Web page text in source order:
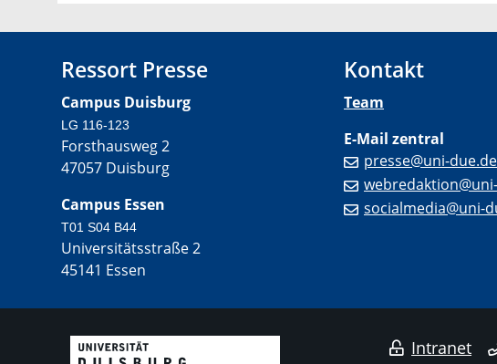
Ressort Presse
Campus Duisburg
LG 116-123
Forsthausweg 2
47057 Duisburg
Campus Essen
T01 S04 B44
Universitätsstraße 2
45141 Essen
Kontakt
Team
E-Mail zentral
presse@uni-due.de
socialmedia@uni-
Intranet